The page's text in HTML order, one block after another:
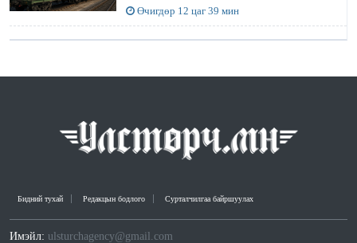
Өчигдөр 12 цаг 39 мин
Бидний тухай Редакцын бодлого Сурталчилгаа байршуулах
Имэйл: ulsturchagency@gmail.com